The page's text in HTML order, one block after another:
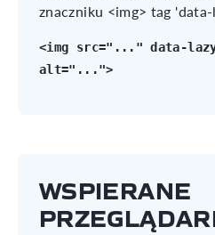
znaczniku <img> tag
<img src="..." data-
alt="...">
WSPIERANE